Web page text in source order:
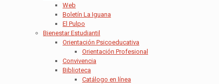
Web
Boletín La Iguana
El Pulpo
Bienestar Estudiantil
Orientación Psicoeducativa
Orientación Profesional
Convivencia
Biblioteca
Catálogo en línea